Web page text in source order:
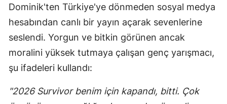
Dominik'ten Türkiye'ye dönmeden sosyal medya
hesabından canlı bir yayın açarak sevenlerine
seslendi. Yorgun ve bitkin görünen ancak
moralini yüksek tutmaya çalışan genç yarışmacı,
şu ifadeleri kullandı:
"2026 Survivor benim için kapandı, bitti. Çok